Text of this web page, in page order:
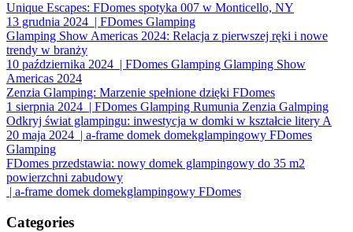
Unique Escapes: FDomes spotyka 007 w Monticello, NY
13 grudnia 2024 | FDomes Glamping
Glamping Show Americas 2024: Relacja z pierwszej ręki i nowe
trendy w branży
10 października 2024 | FDomes Glamping Glamping Show
Americas 2024
Zenzia Glamping: Marzenie spełnione dzięki FDomes
1 sierpnia 2024 | FDomes Glamping Rumunia Zenzia Galmping
Odkryj świat glampingu: inwestycja w domki w kształcie litery A
20 maja 2024 | a-frame domek domekglampingowy FDomes
Glamping
FDomes przedstawia: nowy domek glampingowy do 35 m2
powierzchni zabudowy
| a-frame domek domekglampingowy FDomes
Categories